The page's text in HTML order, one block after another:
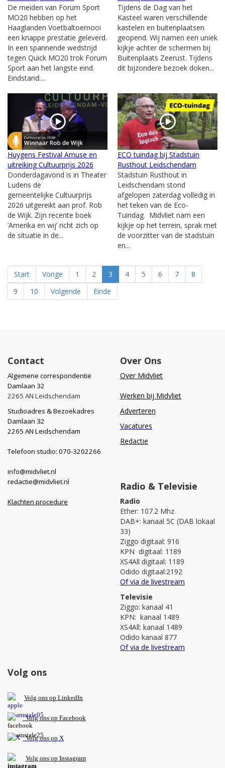
De meiden van Forum Sport
MO20 hebben op het
Haaglanden Voetbaltoernooi
een knappe prestatie geleverd.
In een spannende wedstrijd
tegen Quick MO20 trok Forum
Sport aan het langste eind.
Eindstand:...
Tijdens de Dag van het
Kasteel waren verschillende
kastelen en buitenplaatsen
geopend. Wij namen een uniek
kijkje achter de schermen bij
Buitenplaats Zeerust. Tijdens
dit bijzondere bezoek doken...
Huygens Festival Amuse en
uitreiking Cultuurprijs 2026
Donderdagavond is in Theater
Ludens de
gemeentelijke Cultuurprijs
2026 uitgereikt aan prof. Rob
de Wijk. Zijn recente boek
’Amerika en wij’ richt zich op
de situatie in de...
ECO tuindag bij Stadstuin
Rusthout Leidschendam
Stadstuin Rusthout in
Leidschendam stond
afgelopen zaterdag volledig in
het teken van de Eco-
Tuindag. Midvliet nam een
kijkje op het terrein, sprak met
de voorzitter van de stadstuin
en...
Start Vorige 1 2 3 4 5 6 7
8
9
10 Volgende Einde
Contact
Algemene correspondentie
Damlaan 32
2265 AN Leidschendam
Studioadres & Bezoekadres
Damlaan 32
2265 AN Leidschendam
Telefoon studio: 070-3202266
info@midvliet.nl
redactie@midvliet.nl
Klachten procedure
Over Ons
Over Midvliet
Werken bij Midvliet
Adverteren
Vacatures
Redactie
Radio & Televisie
Radio
Ether: 107.2 Mhz
DAB+: kanaal 5C (DAB lokaal
33)
Ziggo digitaal: 916
KPN digitaal: 1189
XS4All digitaal: 1189
Odido digitaal:2192
Of via de livestream
Televisie
Ziggo: kanaal 41
KPN: kanaal 1489
XS4All: kanaal 1489
Odido kanaal 877
Of via de livestream
Volg ons
Volg ons op LinkedIn
Volg ons op Facebook
Volg ons op X
Volg ons op Instagram